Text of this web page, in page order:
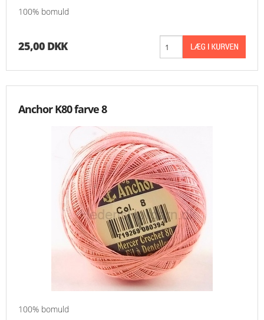
VILKÅR
ENGELSK
100% bomuld
25,00 DKK
Anchor K80 farve 8
100% bomuld